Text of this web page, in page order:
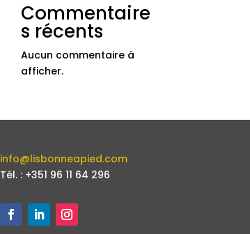
Commentaire
s récents
Aucun commentaire à
afficher.
info@lisbonneapied.com
Tél. : +351 96 11 64 296